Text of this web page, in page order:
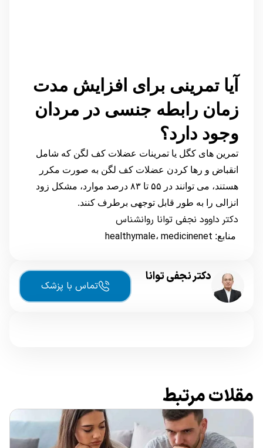
آیا تمرینی برای افزایش مدت
زمان رابطه جنسی در مردان
وجود دارد؟
تمرین های کگل یا تمرینات عضلات کف لگن که شامل
انقباض و رها کردن عضلات کف لگن به صورت مکرر
هستند، می توانند در ۵۵ تا ۸۳ درصد موارد، مشکل زود
انزالی را به طور قابل توجهی برطرف کنند.
دکتر داوود نجفی توانا روانشناس
منابع: healthymale، medicinenet
دکتر نجفی توانا
تماس با پزشک
مقلات مرتبط